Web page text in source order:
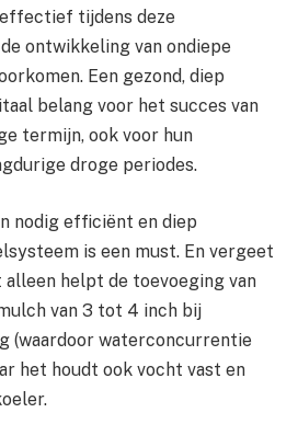
tijdens deze
ontwikkeling van ondiepe
Een gezond, diep
belang voor het succes van
termijn, ook voor hun
droge periodes.
nodig efficiënt en diep
is een must. En vergeet
helpt de toevoeging van
van 3 tot 4 inch bij
(waardoor waterconcurrentie
het houdt ook vocht vast en